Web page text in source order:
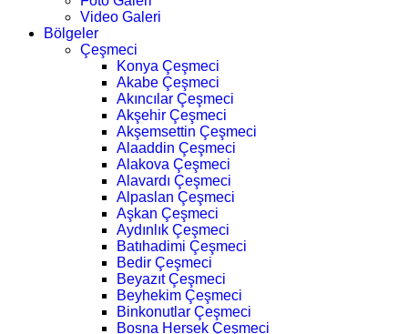
Video Galeri
Bölgeler
Çeşmeci
Konya Çeşmeci
Akabe Çeşmeci
Akıncılar Çeşmeci
Akşehir Çeşmeci
Akşemsettin Çeşmeci
Alaaddin Çeşmeci
Alakova Çeşmeci
Alavardı Çeşmeci
Alpaslan Çeşmeci
Aşkan Çeşmeci
Aydınlık Çeşmeci
Batıhadimi Çeşmeci
Bedir Çeşmeci
Beyazıt Çeşmeci
Beyhekim Çeşmeci
Binkonutlar Çeşmeci
Bosna Hersek Çeşmeci